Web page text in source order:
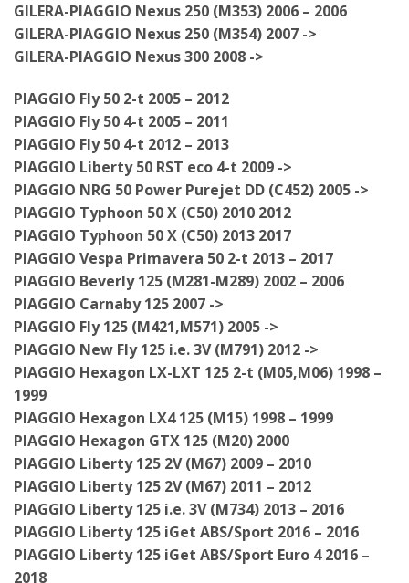
GILERA-PIAGGIO Nexus 250 (M353) 2006 – 2006
GILERA-PIAGGIO Nexus 250 (M354) 2007 ->
GILERA-PIAGGIO Nexus 300 2008 ->
PIAGGIO Fly 50 2-t 2005 – 2012
PIAGGIO Fly 50 4-t 2005 – 2011
PIAGGIO Fly 50 4-t 2012 – 2013
PIAGGIO Liberty 50 RST eco 4-t 2009 ->
PIAGGIO NRG 50 Power Purejet DD (C452) 2005 ->
PIAGGIO Typhoon 50 X (C50) 2010 2012
PIAGGIO Typhoon 50 X (C50) 2013 2017
PIAGGIO Vespa Primavera 50 2-t 2013 – 2017
PIAGGIO Beverly 125 (M281-M289) 2002 – 2006
PIAGGIO Carnaby 125 2007 ->
PIAGGIO Fly 125 (M421,M571) 2005 ->
PIAGGIO New Fly 125 i.e. 3V (M791) 2012 ->
PIAGGIO Hexagon LX-LXT 125 2-t (M05,M06) 1998 –
1999
PIAGGIO Hexagon LX4 125 (M15) 1998 – 1999
PIAGGIO Hexagon GTX 125 (M20) 2000
PIAGGIO Liberty 125 2V (M67) 2009 – 2010
PIAGGIO Liberty 125 2V (M67) 2011 – 2012
PIAGGIO Liberty 125 i.e. 3V (M734) 2013 – 2016
PIAGGIO Liberty 125 iGet ABS/Sport 2016 – 2016
PIAGGIO Liberty 125 iGet ABS/Sport Euro 4 2016 –
2018